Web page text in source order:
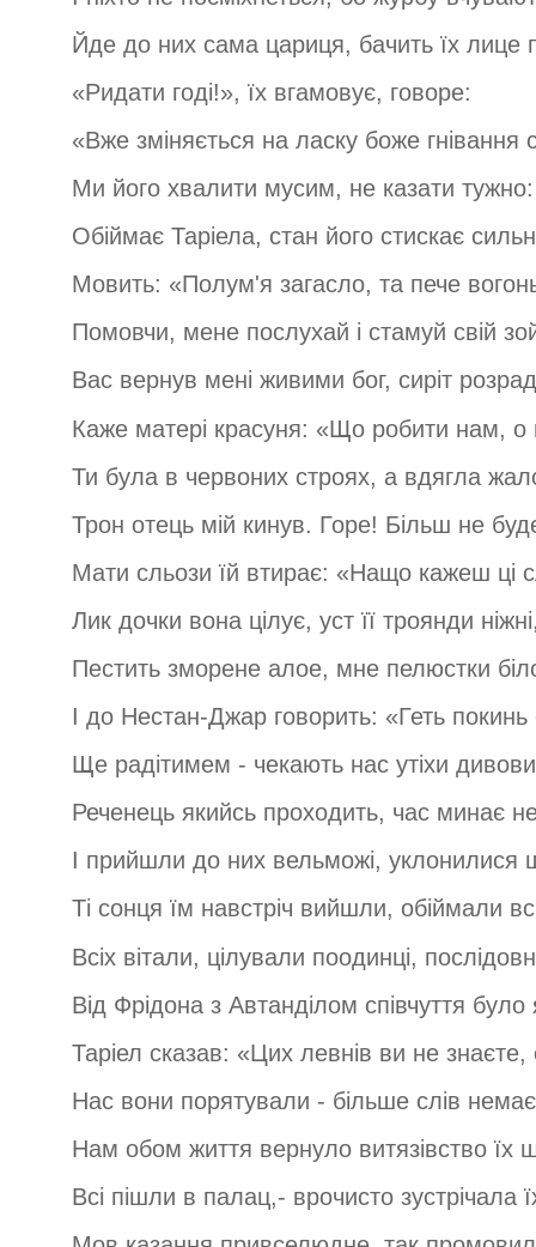
Йде до них сама цариця, бачить їх лице
«Ридати годі!», їх вгамовує, говоре:
«Вже зміняється на ласку боже гнівання
Ми його хвалити мусим, не казати
Обіймає Таріела, стан його стискає
Мовить: «Полум'я загасло, та пече
Помовчи, мене послухай і стамуй свій
Вас вернув мені живими бог, сиріт
Каже матері красуня: «Що робити нам, о
Ти була в червоних строях, а вдягла
Трон отець мій кинув. Горе! Більш не
Мати сльози їй втирає: «Нащо кажеш ці
Лик дочки вона цілує, уст її троянди
Пестить зморене алое, мне пелюстки
І до Нестан-Джар говорить: «Геть покинь
Ще радітимем - чекають нас утіхи
Реченець якийсь проходить, час минає
І прийшли до них вельможі, уклонилися
Ті сонця їм навстріч вийшли, обіймали
Всіх вітали, цілували поодинці,
Від Фрідона з Автанділом співчуття
Таріел сказав: «Цих левнів ви не
Нас вони порятували - більше слів
Нам обом життя вернуло витязівство їх
Всі пішли в палац,- врочисто зустрічала